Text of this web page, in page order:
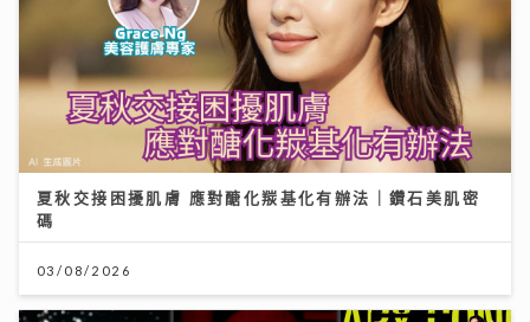
夏秋交接困擾肌膚 應對醣化羰基化有辦法｜鑽石美肌密
碼
03/08/2026